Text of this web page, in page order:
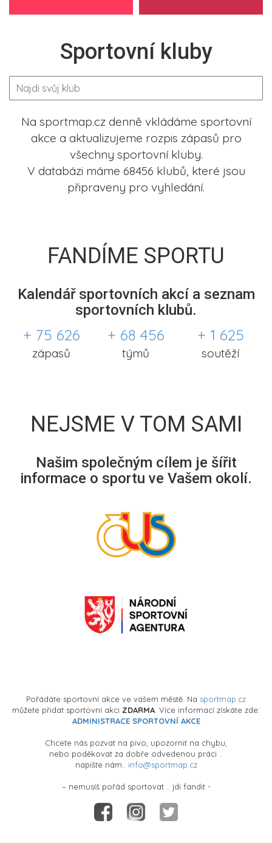
Sportovní kluby
Na sportmap.cz denně vkládáme sportovní
akce a aktualizujeme rozpis zápasů pro
všechny sportovní kluby.
V databázi máme 68456 klubů, které jsou
připraveny pro vyhledání.
FANDÍME SPORTU
Kalendář sportovních akcí a seznam
sportovních klubů.
+ 75 626
zápasů
+ 68 456
týmů
+ 1 625
soutěží
NEJSME V TOM SAMI
Našim společným cílem je šířit
informace o sportu ve Vašem okolí.
Pořádáte sportovní akce ve vašem městě. Na sportmap.cz
můžete přidat sportovní akci ZDARMA . Více informací získáte zde:
ADMINISTRACE SPORTOVNÍ AKCE
Chcete nás pozvat na pivo, upozornit na chybu,
nebo poděkovat za dobře odvedenou práci ..
napište nám.. info@sportmap.cz
– nemusíš pořád sportovat .. jdi fandit -